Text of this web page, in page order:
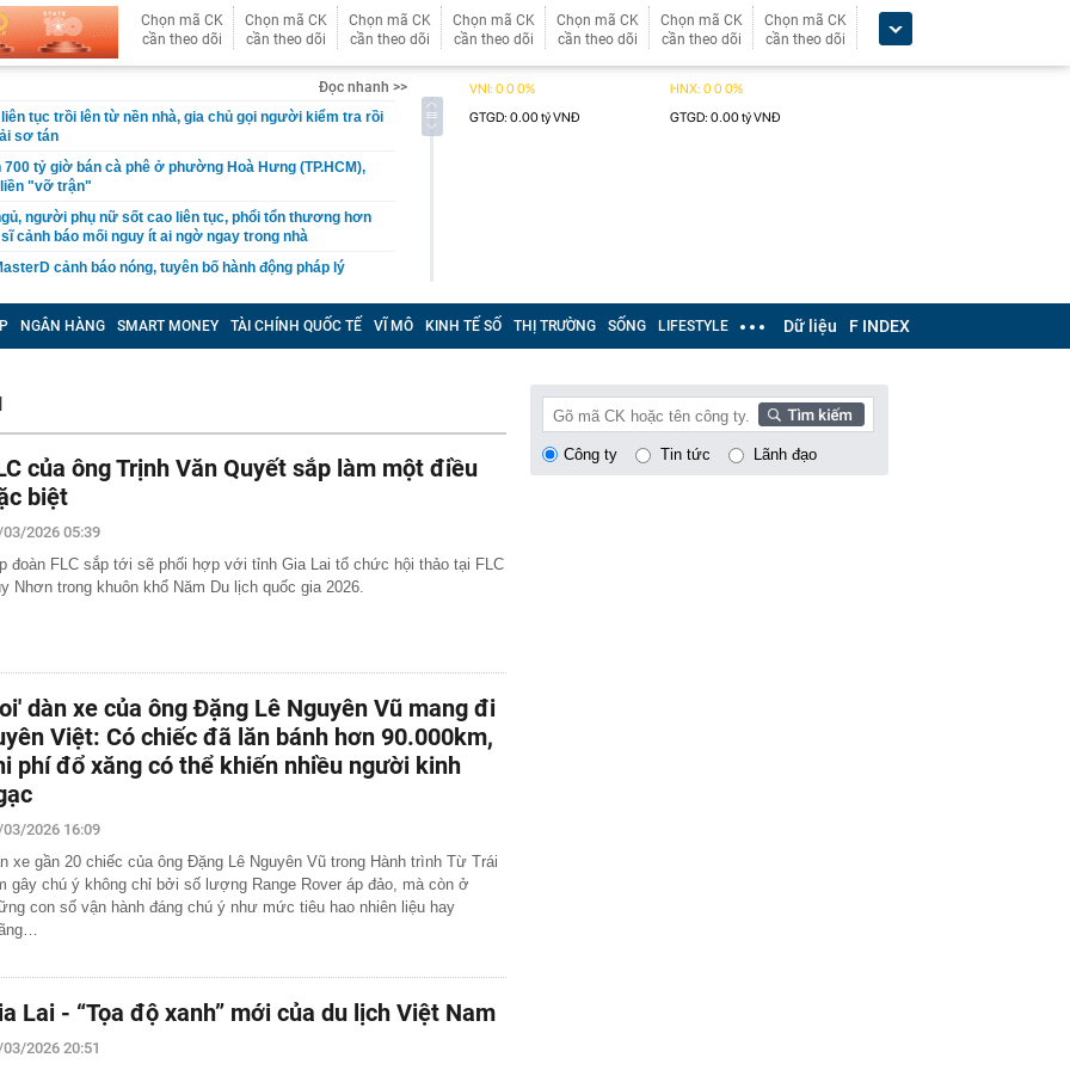
Chọn mã CK
cần theo dõi
Chọn mã CK
cần theo dõi
Chọn mã CK
cần theo dõi
Chọn mã CK
cần theo dõi
Chọn mã CK
cần theo dõi
Chọn mã CK
cần theo dõi
Chọn mã CK
cần theo dõi
Đọc nhanh >>
tục trồi lên từ nền nhà, gia chủ gọi người kiểm tra rồi
sơ tán
700 tỷ giờ bán cà phê ở phường Hoà Hưng (TP.HCM),
"vỡ trận"
người phụ nữ sốt cao liên tục, phổi tổn thương hơn
cảnh báo mối nguy ít ai ngờ ngay trong nhà
cảnh báo nóng, tuyên bố hành động pháp lý
bánh xe ô tô ở khu đô thị Hà Nội
dụng Android có thể âm thầm theo dõi vị trí người
tỷ mỗi tập
điểm làn vượt xe ở cao tốc Hà Nội - Hải Phòng, Cầu Giẽ
đất công 'chây ì' bàn giao mặt bằng
số trúng hơn 30 tỷ đồng vào thùng rác, người đàn
ty vệ sinh phải mất 2 ngày tìm lại
hồi được hơn 15 tỉ đồng tiền cọc đấu giá đất tại Gia
tại Mi Hồng, Bảo Tín Mạnh Hải, DOJI, SJC, PNJ,…
trại lợn ở Trung Quốc rơi vào cảnh tán gia bại sản,
miền Tây là tiểu thư nhưng gia đình phá sản, được
4 tuổi mang 20 cây vàng hỏi cưới
trên thẻ ngân hàng nghĩa là gì?
được 97 triệu đồng tiền chuyển khoản nhầm liền
ngày sau được công an thông báo: “Chị đang nợ tiền
ban quản lý chung cư ở TP.HCM lừa bán căn hộ tái
cách tự lấy bánh ở siêu thị, order mì cay… hút cả triệu
hay Mỹ, "quán quân" sử dụng điện từ năng lượng hạt
nào?
NGÂN HÀNG SMART MONEY TÀI CHÍNH QUỐC TẾ VĨ MÔ KINH TẾ SỐ THỊ TRƯỜNG SỐNG LIFESTYLE Dữ liệu F INDEX
của ông Trịnh Văn Quyết sắp làm một điều
biệt
2026 05:39
đoàn FLC sắp tới sẽ phối hợp với tỉnh Gia Lai tổ chức hội thảo tại FLC
Nhơn trong khuôn khổ Năm Du lịch quốc gia 2026.
dàn xe của ông Đặng Lê Nguyên Vũ mang đi
Việt: Có chiếc đã lăn bánh hơn 90.000km,
phí đổ xăng có thể khiến nhiều người kinh
2026 16:09
xe gần 20 chiếc của ông Đặng Lê Nguyên Vũ trong Hành trình Từ Trái
gây chú ý không chỉ bởi số lượng Range Rover áp đảo, mà còn ở
con số vận hành đáng chú ý như mức tiêu hao nhiên liệu hay
Lai - “Tọa độ xanh” mới của du lịch Việt Nam
2026 20:51
Công ty Tin tức Lãnh đạo